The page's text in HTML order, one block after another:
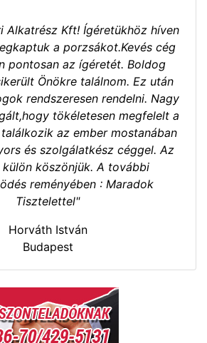
Alkatrész Kft! Ígéretükhöz híven
a porzsákot.Kevés cég
pontosan az ígéretét. Boldog
Önökre találnom. Ez után
rendszeresen rendelni. Nagy
tökéletesen megfelelt a
az ember mostanában
és szolgálatkész céggel. Az
köszönjük. A további
reményében : Maradok
Tisztelettel"
Horváth István
Budapest